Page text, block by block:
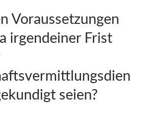
Voraussetzungen
irgendeiner Frist
seien?